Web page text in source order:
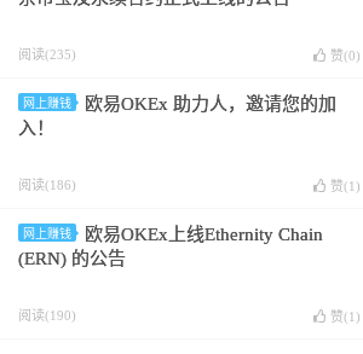
阅读(235) 赞(0)
网上赚钱
欧易OKEx 助力人，邀请您的加
入！
阅读(186) 赞(1 )
网上赚钱
欧易OKEx上线Ethernity Chain
(ERN) 的公告
阅读(190) 赞(1 )